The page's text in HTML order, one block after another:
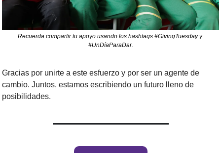
Recuerda compartir tu apoyo usando los hashtags #GivingTuesday y
#UnDíaParaDar.
Gracias por unirte a este esfuerzo y por ser un agente de
cambio. Juntos, estamos escribiendo un futuro lleno de
posibilidades.